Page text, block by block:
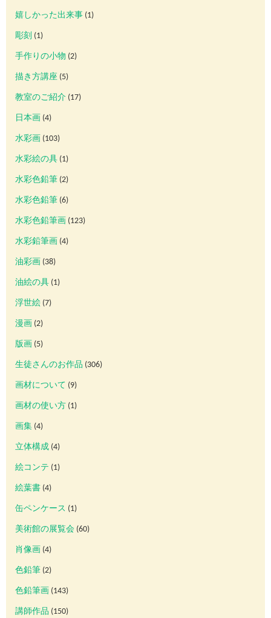
嬉しかった出来事 (1)
彫刻 (1)
手作りの小物 (2)
描き方講座 (5)
教室のご紹介 (17)
日本画 (4)
水彩画 (103)
水彩絵の具 (1)
水彩色鉛筆 (2)
水彩色鉛筆 (6)
水彩色鉛筆画 (123)
水彩鉛筆画 (4)
油彩画 (38)
油絵の具 (1)
浮世絵 (7)
漫画 (2)
版画 (5)
生徒さんのお作品 (306)
画材について (9)
画材の使い方 (1)
画集 (4)
立体構成 (4)
絵コンテ (1)
絵葉書 (4)
缶ペンケース (1)
美術館の展覧会 (60)
肖像画 (4)
色鉛筆 (2)
色鉛筆画 (143)
講師作品 (150)